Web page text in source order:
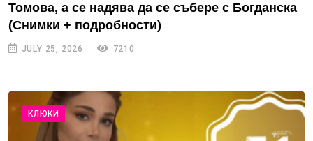
Томова, а се надява да се събере с Богданска
(Снимки + подробности)
JULY 25, 2026 7210
КЛЮКИ